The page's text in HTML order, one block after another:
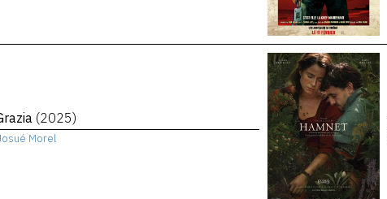
(2025)
Morel